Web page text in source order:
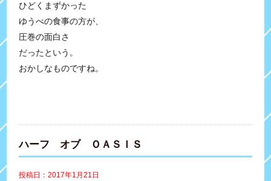
ひどくまずかった
ゆうべの食事の方が、
圧巻の面白さ
だったという。
おかしなものですね。
ハーフ オブ ＯＡＳＩＳ
投稿日：2017年1月21日